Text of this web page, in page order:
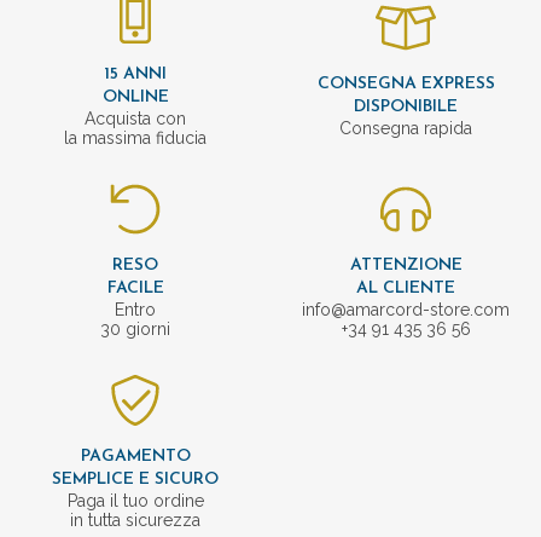
15 ANNI
ONLINE
Acquista con
la massima fiducia
CONSEGNA EXPRESS
DISPONIBILE
Consegna rapida
RESO
FACILE
Entro
30 giorni
ATTENZIONE
AL CLIENTE
info@amarcord-store.com
+34 91 435 36 56
PAGAMENTO
SEMPLICE E SICURO
Paga il tuo ordine
in tutta sicurezza